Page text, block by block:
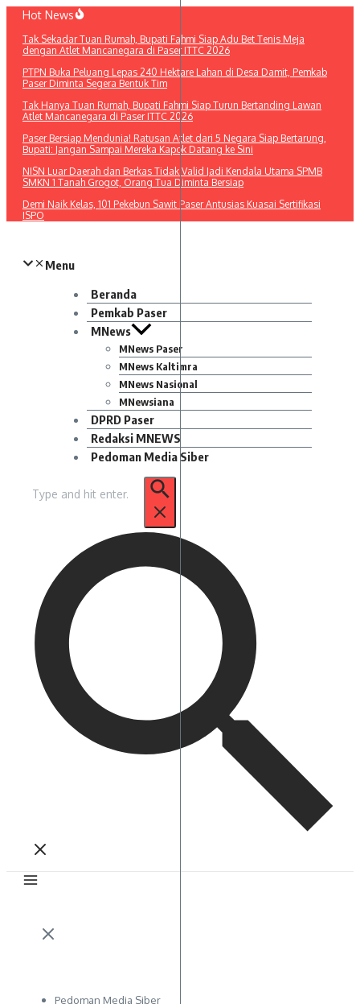
Lewati
konten
Hot News
Tak Sekadar Tuan Rumah, Bupati Fahmi Siap Adu Bet Tenis Meja
dengan Atlet Mancanegara di Paser ITTC 2026
PTPN Buka Peluang Lepas 240 Hektare Lahan di Desa Damit, Pemkab
Paser Diminta Segera Bentuk Tim
Tak Hanya Tuan Rumah, Bupati Fahmi Siap Turun Bertanding Lawan
Atlet Mancanegara di Paser ITTC 2026
Paser Bersiap Mendunia! Ratusan Atlet dari 5 Negara Siap Bertarung,
Bupati: Jangan Sampai Mereka Kapok Datang ke Sini
NISN Luar Daerah dan Berkas Tidak Valid Jadi Kendala Utama SPMB
SMKN 1 Tanah Grogot, Orang Tua Diminta Bersiap
Demi Naik Kelas, 101 Pekebun Sawit Paser Antusias Kuasai Sertifikasi
ISPO​
Menu
Beranda
Pemkab Paser
MNews
MNews Paser
MNews Kaltimra
MNews Nasional
MNewsiana
DPRD Paser
Redaksi MNEWS
Pedoman Media Siber
untuk:
Pedoman Media Siber